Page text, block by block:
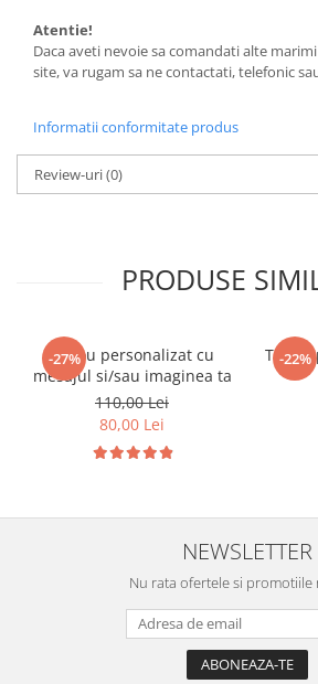
Atentie!
Daca aveti nevoie sa comandati alte
site, va rugam sa ne contactati, telefonic
Informatii conformitate produs
Review-uri(0)
PRODUSE
-27%
Tricou personalizat cu
mesajul si/sau imaginea ta
110,00 Lei
80,00 Lei
-22%
Tricou
NEWSLETTER
Nu rata ofertele si promotiile